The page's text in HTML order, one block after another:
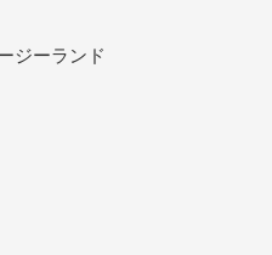
ジーランド